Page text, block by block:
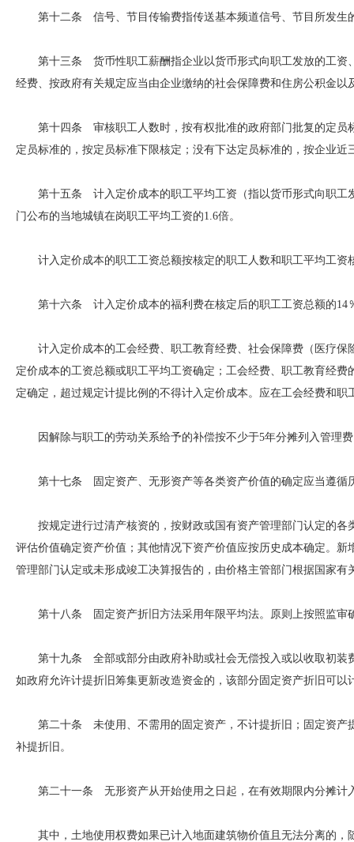
第十二条 信号、节目传输费指传送基本频道信号、节目所发生
第十三条 货币性职工薪酬指企业以货币形式向职工发放的工资
经费、按政府有关规定应当由企业缴纳的社会保障费和住房公积金
第十四条 审核职工人数时，按有权批准的政府部门批复的定员
定员标准的，按定员标准下限核定；没有下达定员标准的，按企业
第十五条 计入定价成本的职工平均工资（指以货币形式向职工
门公布的当地城镇在岗职工平均工资的1.6倍。
计入定价成本的职工工资总额按核定的职工人数和职工平均工资
第十六条 计入定价成本的福利费在核定后的职工工资总额的14
计入定价成本的工会经费、职工教育经费、社会保障费（医疗保
定价成本的工资总额或职工平均工资确定；工会经费、职工教育经
定确定，超过规定计提比例的不得计入定价成本。应在工会经费和
因解除与职工的劳动关系给予的补偿按不少于5年分摊列入管理
第十七条 固定资产、无形资产等各类资产价值的确定应当遵循
按规定进行过清产核资的，按财政或国有资产管理部门认定的各
评估价值确定资产价值；其他情况下资产价值应按历史成本确定。
管理部门认定或未形成竣工决算报告的，由价格主管部门根据国家有
第十八条 固定资产折旧方法采用年限平均法。原则上按照监审
第十九条 全部或部分由政府补助或社会无偿投入或以收取初装
如政府允许计提折旧筹集更新改造资金的，该部分固定资产折旧可
第二十条 未使用、不需用的固定资产，不计提折旧；固定资产
补提折旧。
第二十一条 无形资产从开始使用之日起，在有效期限内分摊计
其中，土地使用权费如果已计入地面建筑物价值且无法分离的，